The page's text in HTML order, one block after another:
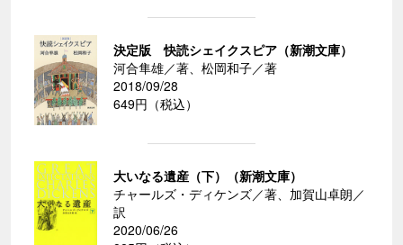
決定版 快読シェイクスピア（新潮文庫）
河合隼雄／著、松岡和子／著
2018/09/28
649円（税込）
大いなる遺産（下）（新潮文庫）
チャールズ・ディケンズ／著、加賀山卓朗／
訳
2020/06/26